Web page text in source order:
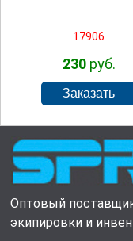
17906
230руб.
Оптовый
экипировки и